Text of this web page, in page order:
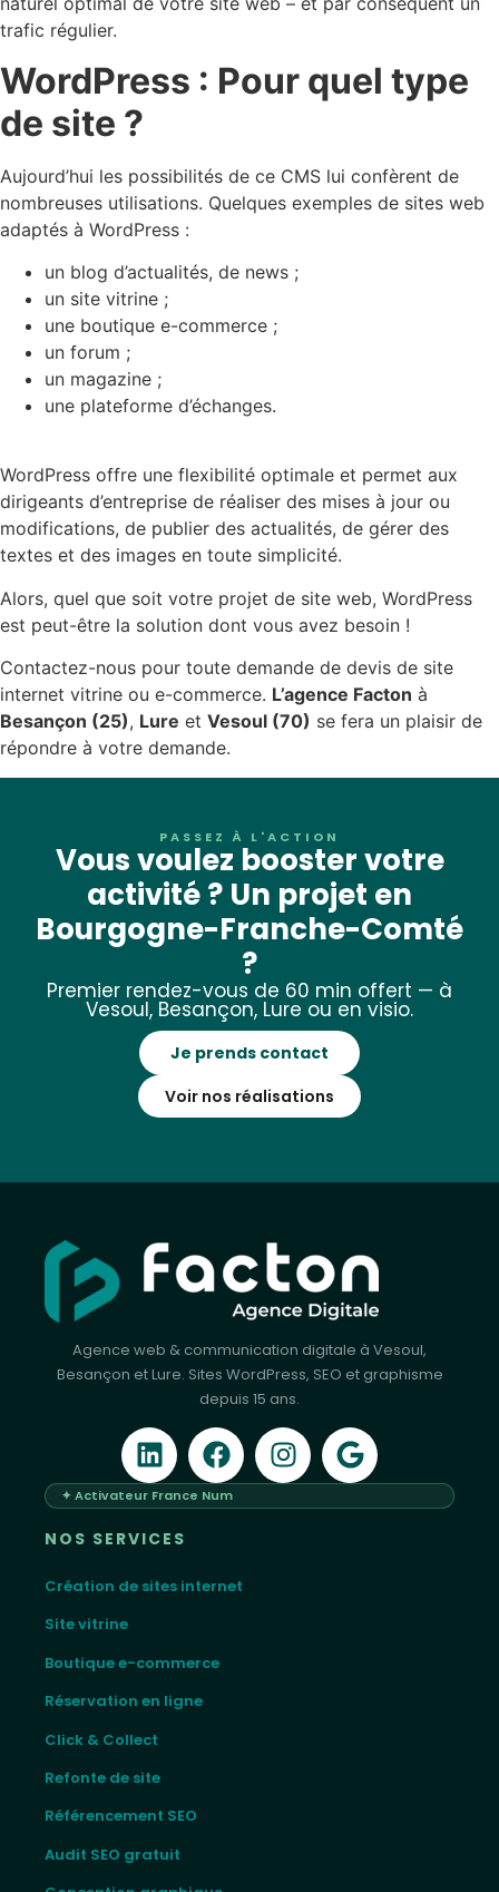
trafic régulier.
WordPress : Pour quel type
de site ?
Aujourd’hui les possibilités de ce CMS lui confèrent de
nombreuses utilisations. Quelques exemples de sites web
adaptés à WordPress :
un blog d’actualités, de news ;
un site vitrine ;
une boutique e-commerce ;
un forum ;
un magazine ;
une plateforme d’échanges.
WordPress offre une flexibilité optimale et permet aux
dirigeants d’entreprise de réaliser des mises à jour ou
modifications, de publier des actualités, de gérer des
textes et des images en toute simplicité.
Alors, quel que soit votre projet de site web, WordPress
est peut-être la solution dont vous avez besoin !
Contactez-nous pour toute demande de devis de site
internet vitrine ou e-commerce. L’agence Facton à
Besançon (25), Lure et Vesoul (70) se fera un plaisir de
répondre à votre demande.
PASSEZ À L'ACTION
Vous voulez booster votre
activité ? Un projet en
Bourgogne-Franche-Comté
?
Premier rendez-vous de 60 min offert — à
Vesoul, Besançon, Lure ou en visio.
Je prends contact
Voir nos réalisations
Agence web & communication digitale à Vesoul,
Besançon et Lure. Sites WordPress, SEO et graphisme
depuis 15 ans.
✦ Activateur France Num
NOS SERVICES
Création de sites internet
Site vitrine
Boutique e-commerce
Réservation en ligne
Click & Collect
Refonte de site
Référencement SEO
Audit SEO gratuit